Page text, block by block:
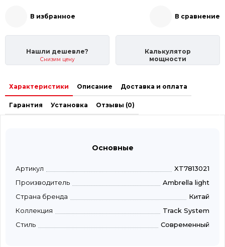
В избранное В сравнение
Нашли дешевле?
Снизим цену
Калькулятор
мощности
Характеристики Описание Доставка и оплата
Гарантия Установка Отзывы (0)
Основные
Артикул
XT7813021
Производитель
Ambrella light
Страна бренда
Китай
Коллекция
Track System
Стиль
Современный